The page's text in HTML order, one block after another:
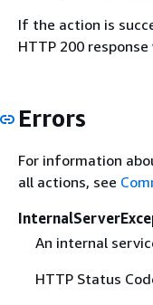
If the action is
HTTP 200
Errors
For information
all actions, see
An internal
HTTP Status